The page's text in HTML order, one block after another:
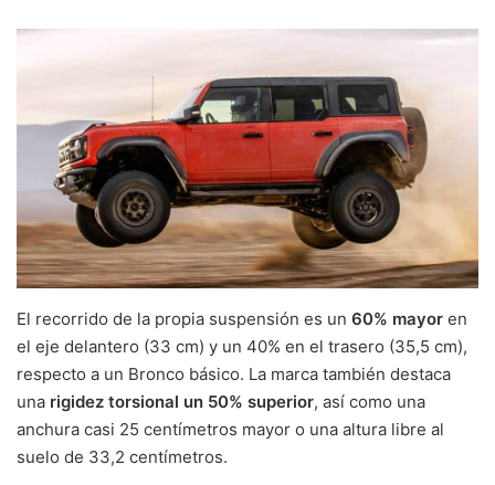
El recorrido de la propia suspensión es un 60% mayor en
el eje delantero (33 cm) y un 40% en el trasero (35,5 cm),
respecto a un Bronco básico. La marca también destaca
una rigidez torsional un 50% superior, así como una
anchura casi 25 centímetros mayor o una altura libre al
suelo de 33,2 centímetros.